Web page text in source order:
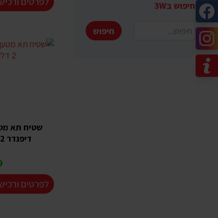
חיפוש ב3W
חיפוש
דיפנדר 2 דלתות 2021+
לפרטים